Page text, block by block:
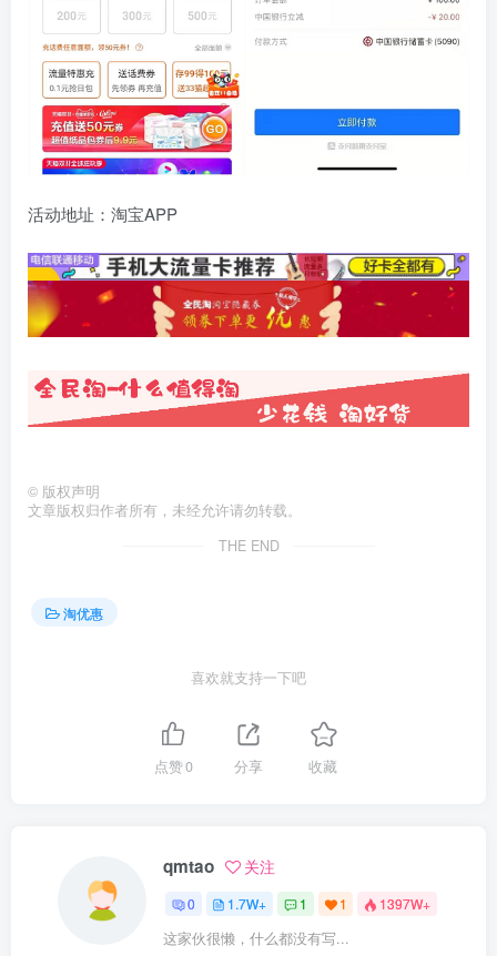
活动地址：淘宝APP
© 版权声明
文章版权归作者所有，未经允许请勿转载。
THE END
淘优惠
喜欢就支持一下吧
点赞0 分享 收藏
qmtao 关注
0 1.7W+ 1 1 1397W+
这家伙很懒，什么都没有写...